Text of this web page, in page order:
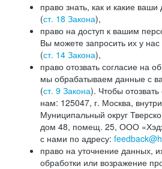
право знать, как и какие
(ст. 18 Закона),
право на доступ к вашим
Вы можете запросить их у
(ст. 14 Закона),
право отозвать согласие на
мы обрабатываем данные с
(ст. 9 Закона). Чтобы
нам: 125047, г. Москва,
Муниципальный округ
дом 48, помещ. 25, ООО
с нами по адресу:
право на уточнение данных,
обработки или возражение